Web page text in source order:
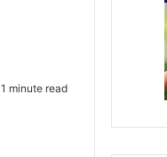
1 minute read